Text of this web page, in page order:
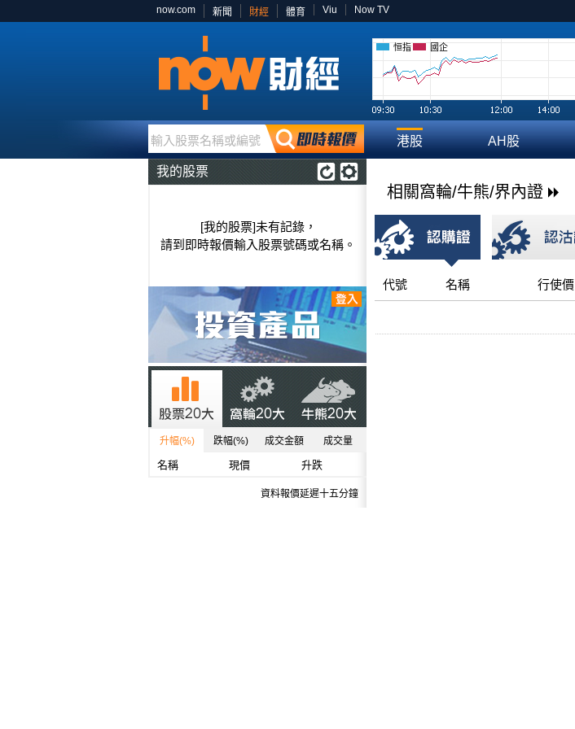
now.com 新聞 財經 體育 Viu Now TV
恒指 國企
輸入股票名稱或編號 港股 AH股
我的股票
[我的股票]未有記錄，
請到即時報價輸入股票號碼或名稱。
升幅(%) 跌幅(%) 成交金額 成交量
名稱 現價 升跌
資料報價延遲十五分鐘
相關窩輪/牛熊/界內證
代號 名稱 行使價